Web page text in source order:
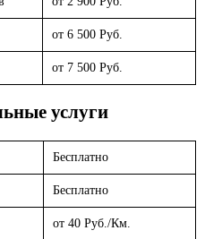
от 6 500 Руб.
от 7 500 Руб.
услуги
Бесплатно
Бесплатно
от 40 Руб./Км.